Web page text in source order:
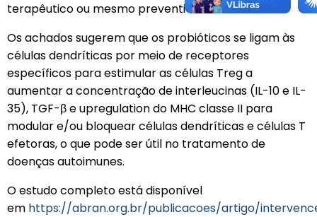
terapêutico ou mesmo preventivo dessas células.
Os achados sugerem que os probióticos se ligam às
células dendríticas por meio de receptores
específicos para estimular as células Treg a
aumentar a concentração de interleucinas (IL-10 e IL-
35), TGF-β e upregulation do MHC classe II para
modular e/ou bloquear células dendríticas e células T
efetoras, o que pode ser útil no tratamento de
doenças autoimunes.
O estudo completo está disponível
em https://abran.org.br/publicacoes/artigo/